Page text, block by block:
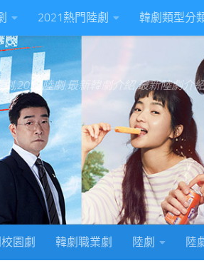
2021熱門陸劇 韓劇類型分
劇,2022陸劇,最新韓劇介紹,最新陸劇介
園劇 韓劇職業劇 陸劇 陸